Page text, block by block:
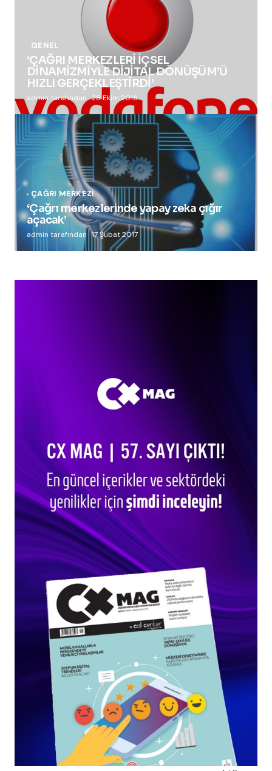
GENEL
‘ÇAĞRI MERKEZLERİ İÇSEL
DİNAMİZMİYLE DİJİTAL DÖNÜŞÜM’Ü
HIZLI GERÇEKLEŞTİRDİ’
admin tarafından 28 Ekim 2016
ÇAĞRI MERKEZI
‘Çağrı merkezlerinde yapay zeka çığır
açacak’
admin tarafından 17 Şubat 2017